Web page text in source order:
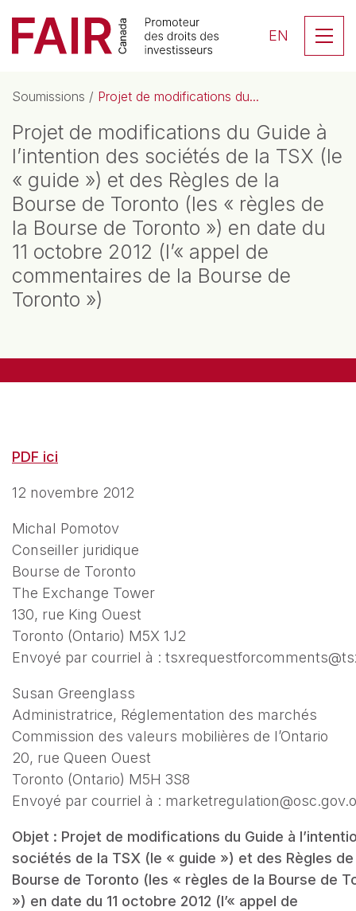
Navigation principale
EN
Soumissions / Projet de modifications du...
Projet de modifications du Guide à
l’intention des sociétés de la TSX (le
« guide ») et des Règles de la
Bourse de Toronto (les « règles de
la Bourse de Toronto ») en date du
11 octobre 2012 (l’« appel de
commentaires de la Bourse de
Toronto »)
PDF ici
12 novembre 2012
Michal Pomotov
Conseiller juridique
Bourse de Toronto
The Exchange Tower
130, rue King Ouest
Toronto (Ontario) M5X 1J2
Envoyé par courriel à :
Susan Greenglass
Administratrice, Réglementation des marchés
Commission des valeurs mobilières de l’Ontario
20, rue Queen Ouest
Toronto (Ontario) M5H 3S8
Envoyé par courriel à :
Objet : Projet de modifications du Guide à
sociétés de la TSX (le « guide ») et des Règles de
Bourse de Toronto (les « règles de la Bourse de
») en date du 11 octobre 2012 (l’« appel de